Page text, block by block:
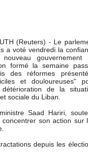
(Reuters) - Le
a voté vendredi la
gouvernement
formé la semaine
des réformes
et douloureuses"
de la
sociale du Liban.
Saad Hariri,
son action sur
depuis les